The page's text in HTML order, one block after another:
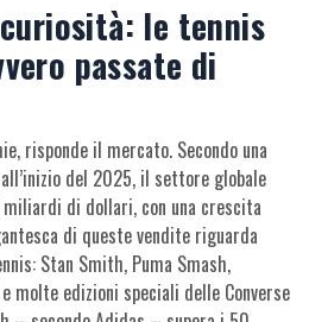
le tennis
passate di
risponde il mercato. Secondo una
del 2025, il settore globale
di dollari, con una crescita
di queste vendite riguarda
Stan Smith, Puma Smash,
e molte edizioni speciali delle Converse